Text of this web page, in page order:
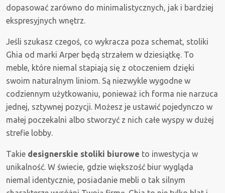
dopasować zarówno do minimalistycznych, jak i bardziej
ekspresyjnych wnętrz.
Jeśli szukasz czegoś, co wykracza poza schemat, stoliki
Ghia od marki Arper będą strzałem w dziesiątkę. To
meble, które niemal stapiają się z otoczeniem dzięki
swoim naturalnym liniom. Są niezwykle wygodne w
codziennym użytkowaniu, ponieważ ich forma nie narzuca
jednej, sztywnej pozycji. Możesz je ustawić pojedynczo w
małej poczekalni albo stworzyć z nich całe wyspy w dużej
strefie lobby.
Takie designerskie stoliki biurowe to inwestycja w
unikalność. W świecie, gdzie większość biur wygląda
niemal identycznie, posiadanie mebli o tak silnym